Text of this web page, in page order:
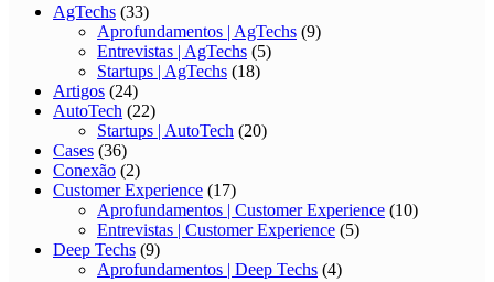
AgTechs (33)
Aprofundamentos | AgTechs (9)
Entrevistas | AgTechs (5)
Startups | AgTechs (18)
Artigos (24)
AutoTech (22)
Startups | AutoTech (20)
Cases (36)
Conexão (2)
Customer Experience (17)
Aprofundamentos | Customer Experience (10)
Entrevistas | Customer Experience (5)
Deep Techs (9)
Aprofundamentos | Deep Techs (4)